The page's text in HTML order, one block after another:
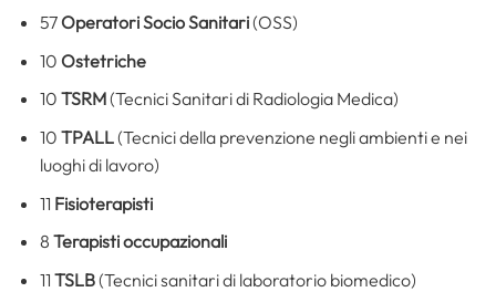
57Operatori Socio Sanitari(OSS)
10 Ostetriche
10 TSRM(Tecnici Sanitari di Radiologia Medica)
10 TPALL(Tecnici della prevenzione negli ambienti e nei
luoghi di lavoro)
11 Fisioterapisti
8 Terapisti occupazionali
11 TSLB(Tecnici sanitari di laboratorio biomedico)